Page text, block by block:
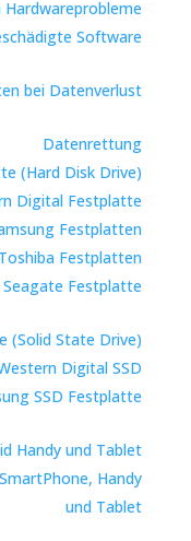
Software
bei Datenverlust
Datenrettung
(Hard Disk Drive)
Digital Festplatte
Festplatten
Festplatten
Festplatte
(Solid State Drive)
Digital SSD
SSD Festplatte
Handy und Tablet
Handy
und Tablet